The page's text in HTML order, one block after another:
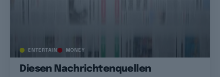
ENTERTAIN MONEY
Diesen Nachrichtenquellen